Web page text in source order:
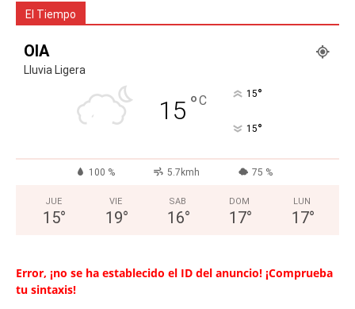
El Tiempo
OIA
Lluvia Ligera
15 °C 15°
15°
100 % 5.7kmh 75 %
JUE
15°
VIE
19°
SAB
16°
DOM
17°
LUN
17°
Error, ¡no se ha establecido el ID del anuncio! ¡Comprueba
tu sintaxis!